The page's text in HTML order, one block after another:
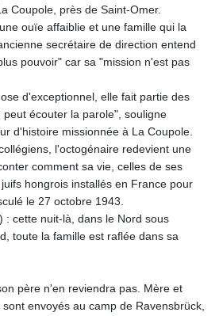
Coupole, près de Saint-Omer.
ouïe affaiblie et une famille qui la
secrétaire de direction entend
pouvoir" car sa "mission n'est pas
d'exceptionnel, elle fait partie des
écouter la parole", souligne
d'histoire missionnée à La Coupole.
l'octogénaire redevient une
comment sa vie, celles de ses
hongrois installés en France pour
le 27 octobre 1943.
: cette nuit-là, dans le Nord sous
toute la famille est raflée dans sa
père n'en reviendra pas. Mère et
envoyés au camp de Ravensbrück,